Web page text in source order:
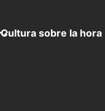
Cultura sobre la hora